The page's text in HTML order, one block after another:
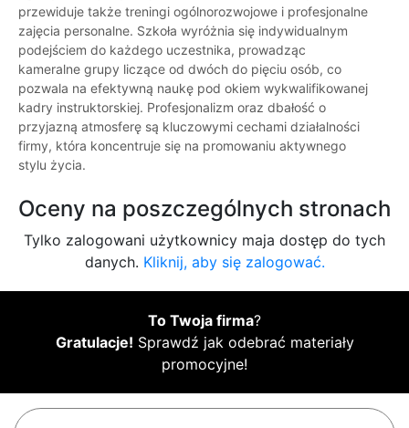
przewiduje także treningi ogólnorozwojowe i profesjonalne
zajęcia personalne. Szkoła wyróżnia się indywidualnym
podejściem do każdego uczestnika, prowadząc
kameralne grupy liczące od dwóch do pięciu osób, co
pozwala na efektywną naukę pod okiem wykwalifikowanej
kadry instruktorskiej. Profesjonalizm oraz dbałość o
przyjazną atmosferę są kluczowymi cechami działalności
firmy, która koncentruje się na promowaniu aktywnego
stylu życia.
Oceny na poszczególnych stronach
Tylko zalogowani użytkownicy maja dostęp do tych
danych. Kliknij, aby się zalogować.
To Twoja firma?
Gratulacje! Sprawdź jak odebrać materiały
promocyjne!